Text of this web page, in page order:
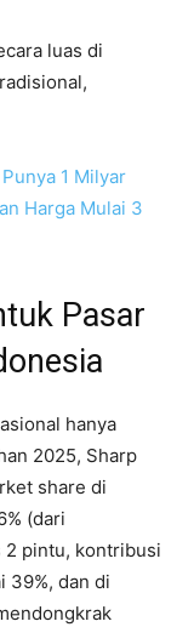
luas di
1 Milyar
Harga Mulai 3
Pasar
hanya
2025, Sharp
share di
(dari
2 pintu, kontribusi
39%, dan di